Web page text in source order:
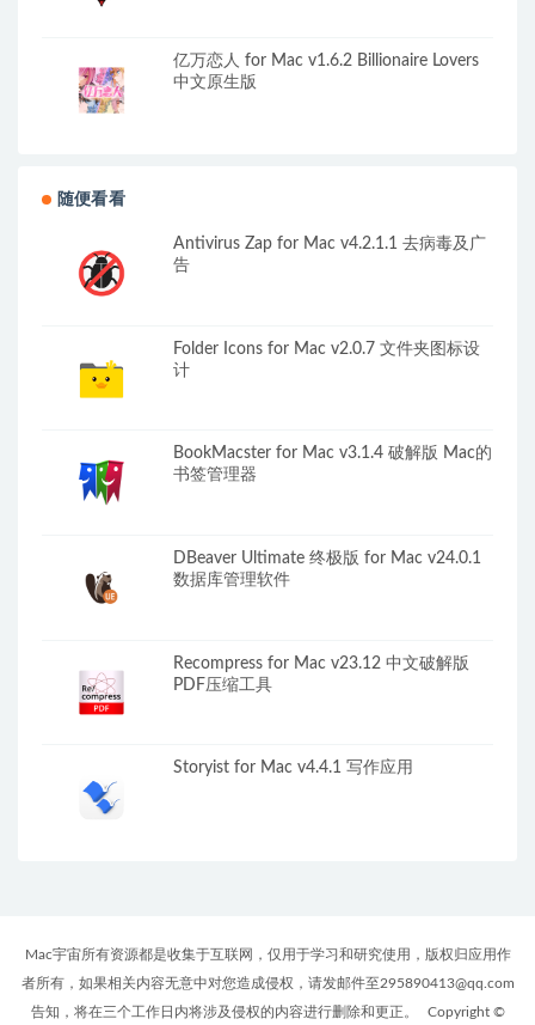
亿万恋人 for Mac v1.6.2 Billionaire Lovers
中文原生版
随便看看
Antivirus Zap for Mac v4.2.1.1 去病毒及广
告
Folder Icons for Mac v2.0.7 文件夹图标设
计
BookMacster for Mac v3.1.4 破解版 Mac的
书签管理器
DBeaver Ultimate 终极版 for Mac v24.0.1
数据库管理软件
Recompress for Mac v23.12 中文破解版
PDF压缩工具
Storyist for Mac v4.4.1 写作应用
Mac宇宙所有资源都是收集于互联网，仅用于学习和研究使用，版权归应用作
者所有，如果相关内容无意中对您造成侵权，请发邮件至295890413@qq.com
告知，将在三个工作日内将涉及侵权的内容进行删除和更正。
Copyright ©